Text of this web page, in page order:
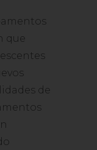
que
de